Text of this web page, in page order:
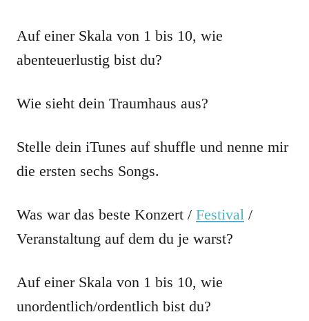
Auf einer Skala von 1 bis 10, wie
abenteuerlustig bist du?
Wie sieht dein Traumhaus aus?
Stelle dein iTunes auf shuffle und nenne mir
die ersten sechs Songs.
Was war das beste Konzert / Festival /
Veranstaltung auf dem du je warst?
Auf einer Skala von 1 bis 10, wie
unordentlich/ordentlich bist du?